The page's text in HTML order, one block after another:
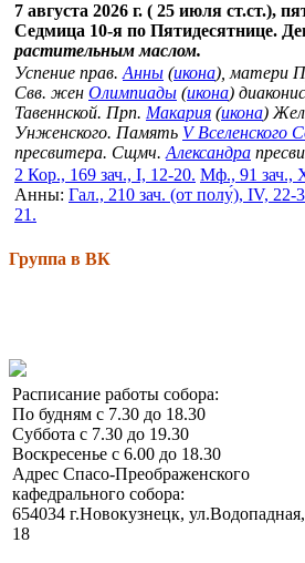
7 августа 2026 г. ( 25 июля ст.ст.),
Седмица 10-я по Пятидесятнице.
растительным маслом.
Успение прав. Анны (икона), матери
Свв. жен Олимпиады (икона)
Тавеннской. Прп. Макария (икона)
Унженского. Память V Вселенского
пресвитера. Сщмч. Александра
2 Кор., 169 зач., I, 12-20. Мф., 91 зач.,
Анны: Гал., 210 зач. (от полу́), IV, 22-
21.
Группа в ВК
Расписание работы собора:
По будням с 7.30 до 18.30
Суббота с 7.30 до 19.30
Воскресенье с 6.00 до 18.30
Адрес Спасо-Преображенского
кафедрального собора:
654034 г.Новокузнецк, ул.Водопадная,
18